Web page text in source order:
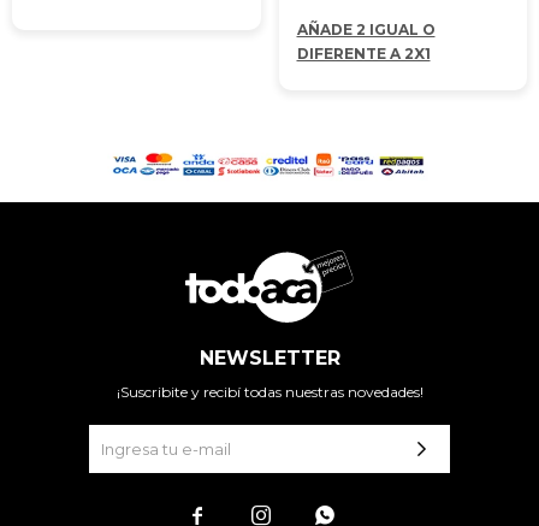
AÑADE 2 IGUAL O
DIFERENTE A 2X1
NEWSLETTER
¡Suscribite y recibí todas nuestras novedades!
  